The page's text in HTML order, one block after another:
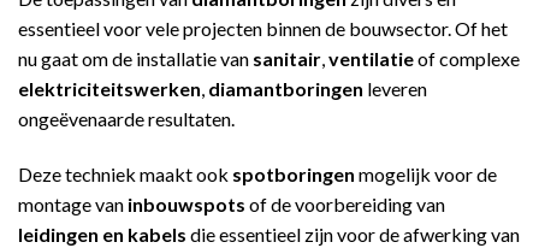
essentieel voor vele projecten binnen de bouwsector. Of het
nu gaat om de installatie van sanitair,ventilatieof complexe
elektriciteitswerken, diamantboringen leveren
ongeëvenaarde resultaten.
Deze techniek maakt ook spotboringen mogelijk voor de
montage van inbouwspots of de voorbereiding van
leidingen en kabels die essentieel zijn voor de afwerking van